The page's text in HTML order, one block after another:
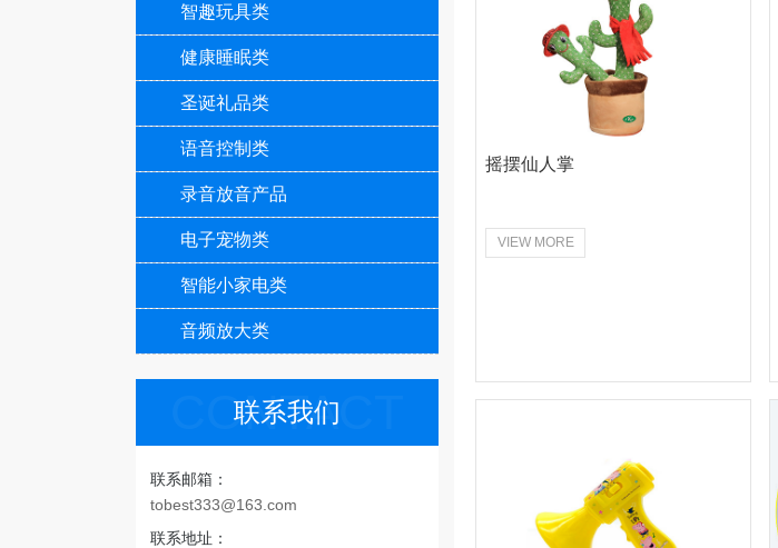
智趣玩具类
健康睡眠类
圣诞礼品类
语音控制类
录音放音产品
电子宠物类
智能小家电类
音频放大类
联系我们
CONTACT
联系邮箱：
tobest333@163.com
联系地址：
摇摆仙人掌
VIEW MORE